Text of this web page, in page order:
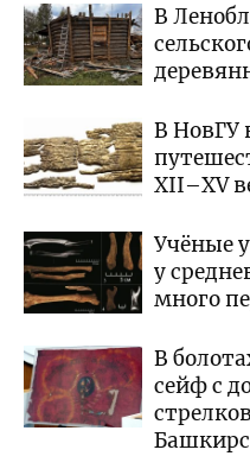
В
В НовГУ
XII–XV
Учёные
у
много
В
сейф с